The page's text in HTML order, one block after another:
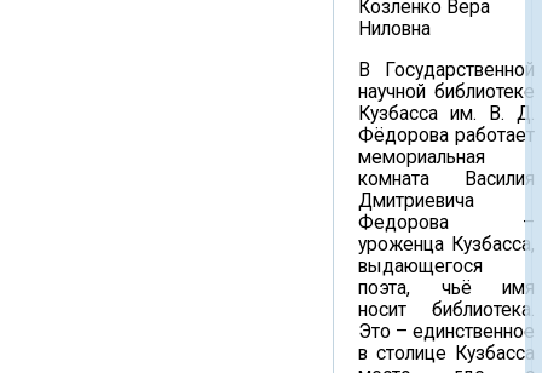
Козленко Вера
Ниловна
В Государственной
научной библиотеке
Кузбасса им. В. Д.
Фёдорова работает
мемориальная
комната Василия
Дмитриевича
Федорова –
уроженца Кузбасса,
выдающегося
поэта, чьё имя
носит библиотека.
Это – единственное
в столице Кузбасса